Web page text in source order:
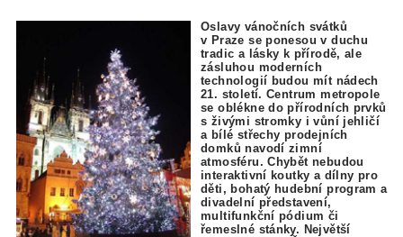
Oslavy vánočních svátků
v Praze se ponesou v duchu
tradic a lásky k přírodě, ale
zásluhou moderních
technologií budou mít nádech
21. století. Centrum metropole
se oblékne do přírodních prvků
s živými stromky i vůní jehličí
a bílé střechy prodejních
domků navodí zimní
atmosféru. Chybět nebudou
interaktivní koutky a dílny pro
děti, bohatý hudební program a
divadelní představení,
multifunkční pódium či
řemeslné stánky. Největší